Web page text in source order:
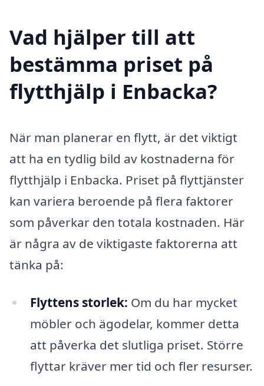
Vad hjälper till att
bestämma priset på
flytthjälp i Enbacka?
När man planerar en flytt, är det viktigt
att ha en tydlig bild av kostnaderna för
flytthjälp i Enbacka. Priset på flyttjänster
kan variera beroende på flera faktorer
som påverkar den totala kostnaden. Här
är några av de viktigaste faktorerna att
tänka på:
Flyttens storlek: Om du har mycket
möbler och ägodelar, kommer detta
att påverka det slutliga priset. Större
flyttar kräver mer tid och fler resurser.